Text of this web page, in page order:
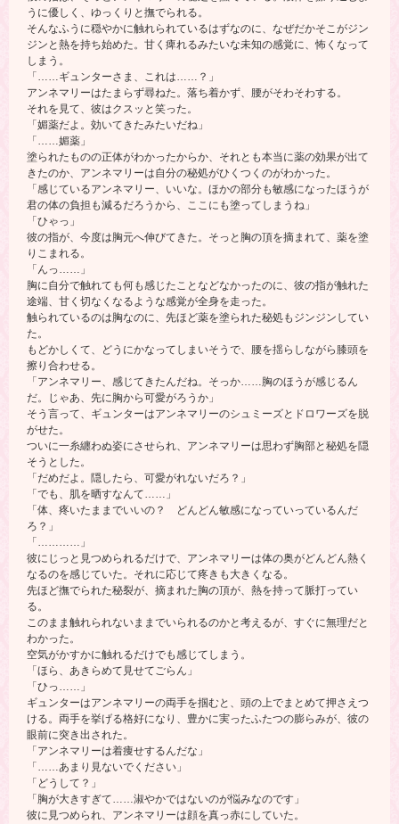
うに優しく、ゆっくりと撫でられる。
そんなふうに穏やかに触れられているはずなのに、なぜだかそこがジン
ジンと熱を持ち始めた。甘く痺れるみたいな未知の感覚に、怖くなって
しまう。
「……ギュンターさま、これは……？」
アンネマリーはたまらず尋ねた。落ち着かず、腰がそわそわする。
それを見て、彼はクスッと笑った。
「媚薬だよ。効いてきたみたいだね」
「……媚薬」
塗られたものの正体がわかったからか、それとも本当に薬の効果が出て
きたのか、アンネマリーは自分の秘処がひくつくのがわかった。
「感じているアンネマリー、いいな。ほかの部分も敏感になったほうが
君の体の負担も減るだろうから、ここにも塗ってしまうね」
「ひゃっ」
彼の指が、今度は胸元へ伸びてきた。そっと胸の頂を摘まれて、薬を塗
りこまれる。
「んっ……」
胸に自分で触れても何も感じたことなどなかったのに、彼の指が触れた
途端、甘く切なくなるような感覚が全身を走った。
触られているのは胸なのに、先ほど薬を塗られた秘処もジンジンしてい
た。
もどかしくて、どうにかなってしまいそうで、腰を揺らしながら膝頭を
擦り合わせる。
「アンネマリー、感じてきたんだね。そっか……胸のほうが感じるん
だ。じゃあ、先に胸から可愛がろうか」
そう言って、ギュンターはアンネマリーのシュミーズとドロワーズを脱
がせた。
ついに一糸纏わぬ姿にさせられ、アンネマリーは思わず胸部と秘処を隠
そうとした。
「だめだよ。隠したら、可愛がれないだろ？」
「でも、肌を晒すなんて……」
「体、疼いたままでいいの？ どんどん敏感になっていっているんだ
ろ？」
「…………」
彼にじっと見つめられるだけで、アンネマリーは体の奥がどんどん熱く
なるのを感じていた。それに応じて疼きも大きくなる。
先ほど撫でられた秘裂が、摘まれた胸の頂が、熱を持って脈打ってい
る。
このまま触れられないままでいられるのかと考えるが、すぐに無理だと
わかった。
空気がかすかに触れるだけでも感じてしまう。
「ほら、あきらめて見せてごらん」
「ひっ……」
ギュンターはアンネマリーの両手を掴むと、頭の上でまとめて押さえつ
ける。両手を挙げる格好になり、豊かに実ったふたつの膨らみが、彼の
眼前に突き出された。
「アンネマリーは着痩せするんだな」
「……あまり見ないでください」
「どうして？」
「胸が大きすぎて……淑やかではないのが悩みなのです」
彼に見つめられ、アンネマリーは顔を真っ赤にしていた。